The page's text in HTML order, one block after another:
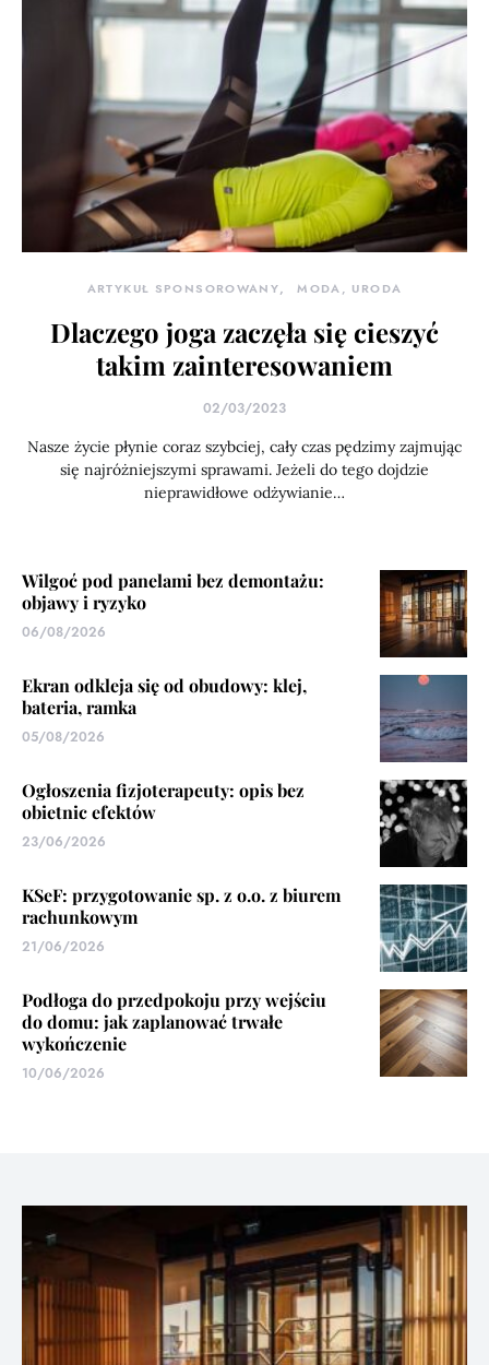
ARTYKUŁ SPONSOROWANY MODA, URODA
Dlaczego joga zaczęła się cieszyć
takim zainteresowaniem
02/03/2023
Nasze życie płynie coraz szybciej, cały czas pędzimy zajmując
się najróżniejszymi sprawami. Jeżeli do tego dojdzie
nieprawidłowe odżywianie…
Wilgoć pod panelami bez demontażu:
objawy i ryzyko
06/08/2026
Ekran odkleja się od obudowy: klej,
bateria, ramka
05/08/2026
Ogłoszenia fizjoterapeuty: opis bez
obietnic efektów
23/06/2026
KSeF: przygotowanie sp. z o.o. z biurem
rachunkowym
21/06/2026
Podłoga do przedpokoju przy wejściu
do domu: jak zaplanować trwałe
wykończenie
10/06/2026